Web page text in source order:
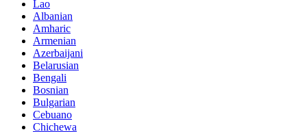
Lao
Albanian
Amharic
Armenian
Azerbaijani
Belarusian
Bengali
Bosnian
Bulgarian
Cebuano
Chichewa